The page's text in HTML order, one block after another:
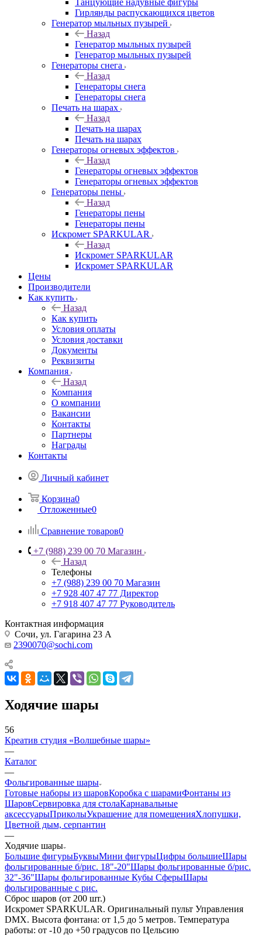
Танцующие надувные фигуры
Гирлянды распускающихся цветов
Генератор мыльных пузырей
Назад
Генератор мыльных пузырей
Генератор мыльных пузырей
Генераторы снега
Назад
Генераторы снега
Генераторы снега
Печать на шарах
Назад
Печать на шарах
Печать на шарах
Генераторы огневых эффектов
Назад
Генераторы огневых эффектов
Генераторы огневых эффектов
Генераторы пены
Назад
Генераторы пены
Генераторы пены
Искромет SPARKULAR
Назад
Искромет SPARKULAR
Искромет SPARKULAR
Цены
Производители
Как купить
Назад
Как купить
Условия оплаты
Условия доставки
Документы
Реквизиты
Компания
Назад
Компания
О компании
Вакансии
Контакты
Партнеры
Награды
Контакты
Личный кабинет
Корзина0
Отложенные0
Сравнение товаров0
+7 (988) 239 00 70 Магазин
Назад
Телефоны
+7 (988) 239 00 70 Магазин
+7 928 407 47 77 Директор
+7 918 407 47 77 Руководитель
Контактная информация
Сочи, ул. Гагарина 23 А
2390070@sochi.com
Ходячие шары
56
Креатив студия «Волшебные шары»
—
Каталог
—
Фольгированные шары
Готовые наборы из шаровКоробка с шарамиФонтаны из
ШаровСервировка для столаКарнавальные
аксессуарыПриколыУкрашение для помещенияХлопушки,
Цветной дым, серпантин
—
Ходячие шары
Большие фигурыБуквыМини фигурыЦифры большиеШары
фольгированные б/рис. 18"-20"Шары фольгированные б/рис.
32"-36"Шары фольгированные Кубы СферыШары
фольгированные с рис.
Сброс шаров (от 200 шт.)
Искромет SPARKULAR. Оригинальный пульт Управления
DMX. Высота фонтана: от 1,5 до 5 метров. Температура
работы: от -10 до +50 градусов по Цельсию